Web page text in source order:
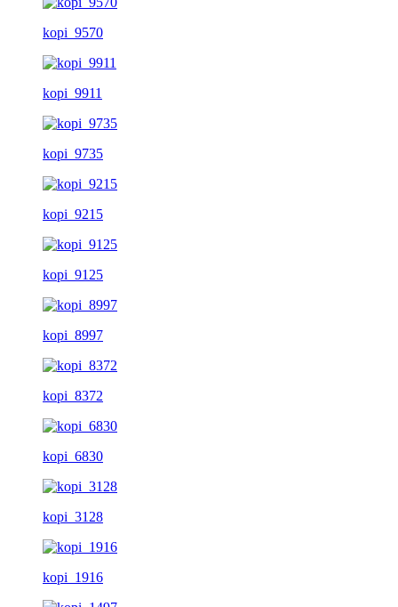
kopi_9570
kopi_9911
kopi_9735
kopi_9215
kopi_9125
kopi_8997
kopi_8372
kopi_6830
kopi_3128
kopi_1916